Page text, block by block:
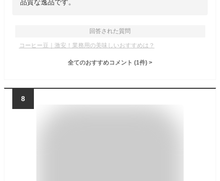
品質な逸品です。
回答された質問
コーヒー豆｜激安！業務用の美味しいおすすめは？
全てのおすすめコメント (1件) >
8